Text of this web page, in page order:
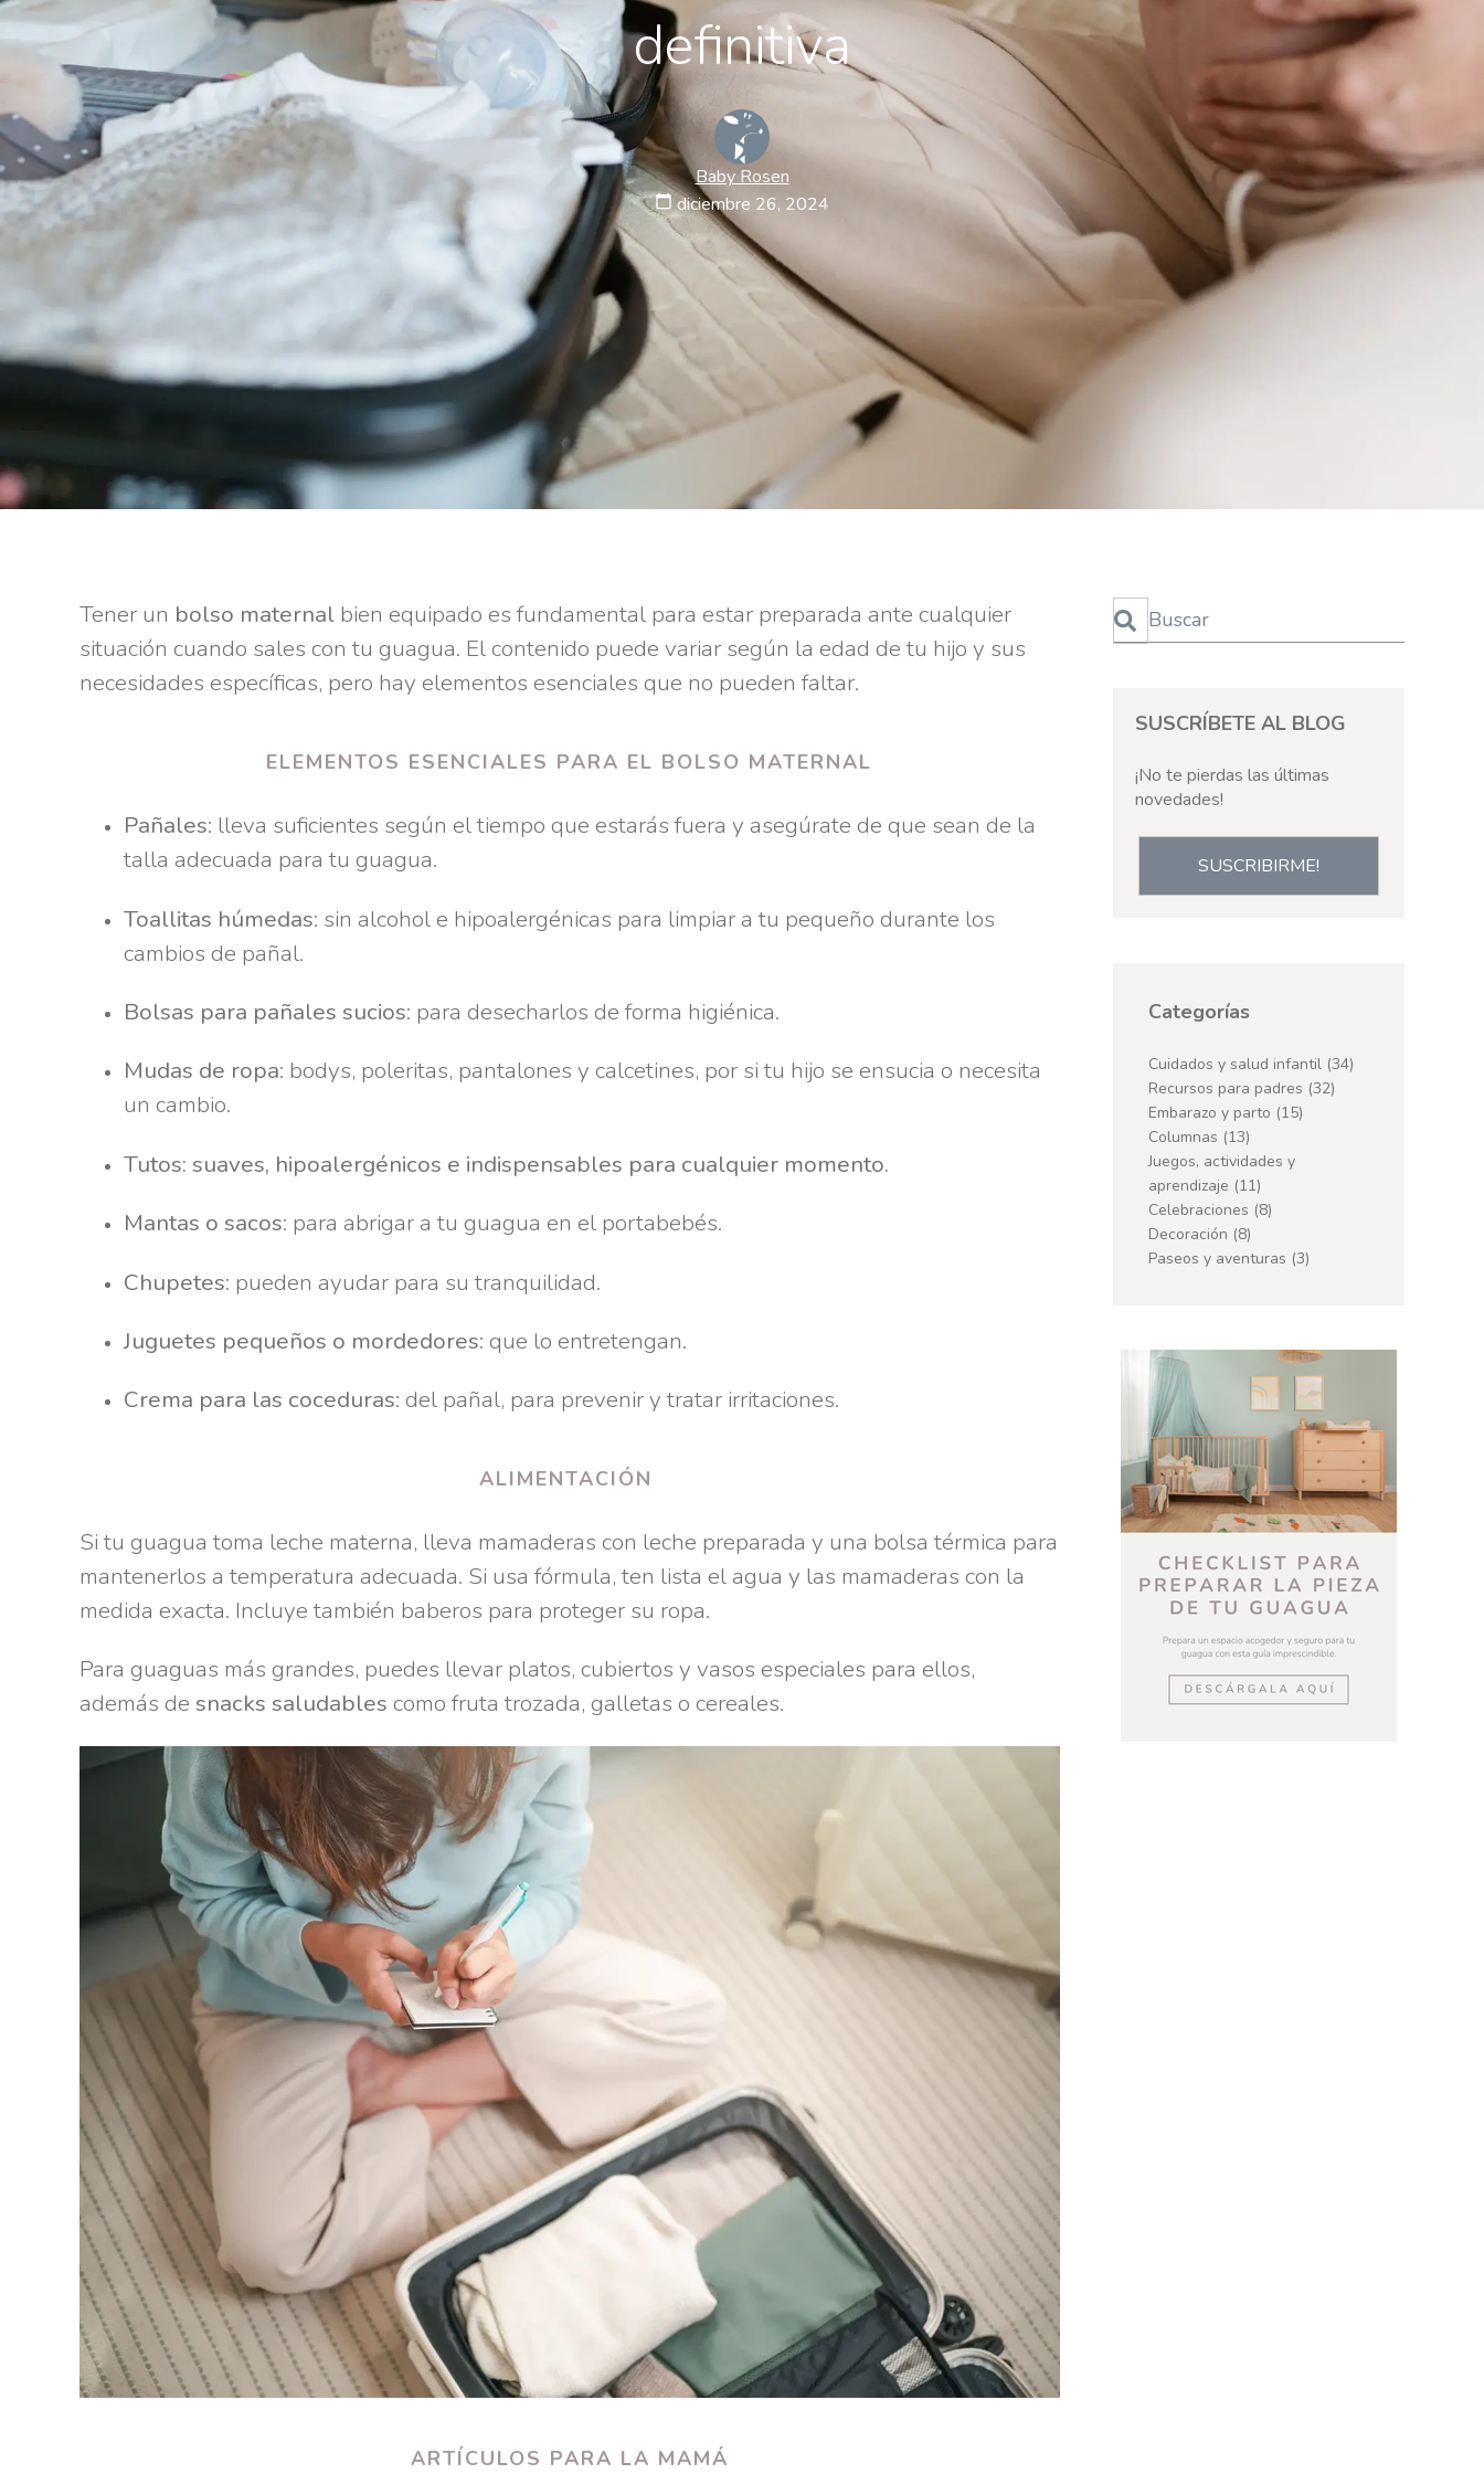
definitiva
Baby Rosen
calendar_todaydiciembre 26, 2024
Tener un bolso maternal bien equipado es fundamental para estar preparada ante cualquier
situación cuando sales con tu guagua. El contenido puede variar según la edad de tu hijo y sus
necesidades específicas, pero hay elementos esenciales que no pueden faltar.
ELEMENTOS ESENCIALES PARA EL BOLSO MATERNAL
Pañales: lleva suficientes según el tiempo que estarás fuera y asegúrate de que sean de la
talla adecuada para tu guagua.
Toallitas húmedas: sin alcohol e hipoalergénicas para limpiar a tu pequeño durante los
cambios de pañal.
Bolsas para pañales sucios: para desecharlos de forma higiénica.
Mudas de ropa: bodys, poleritas, pantalones y calcetines, por si tu hijo se ensucia o necesita
un cambio.
Tutos: suaves, hipoalergénicos e indispensables para cualquier momento.
Mantas o sacos: para abrigar a tu guagua en el portabebés.
Chupetes: pueden ayudar para su tranquilidad.
Juguetes pequeños o mordedores: que lo entretengan.
Crema para las coceduras: del pañal, para prevenir y tratar irritaciones.
ALIMENTACIÓN
Si tu guagua toma leche materna, lleva mamaderas con leche preparada y una bolsa térmica para
mantenerlos a temperatura adecuada. Si usa fórmula, ten lista el agua y las mamaderas con la
medida exacta. Incluye también baberos para proteger su ropa.
Para guaguas más grandes, puedes llevar platos, cubiertos y vasos especiales para ellos,
además de snacks saludables como fruta trozada, galletas o cereales.
ARTÍCULOS PARA LA MAMÁ
Esto es un campo de búsqueda con una función de
SUSCRÍBETE AL BLOG
¡No te pierdas las últimas
novedades!
SUSCRIBIRME!
Categorías
Cuidados y salud infantil (34)
Recursos para padres (32)
Embarazo y parto (15)
Columnas (13)
Juegos, actividades y
aprendizaje (11)
Celebraciones (8)
Decoración (8)
Paseos y aventuras (3)